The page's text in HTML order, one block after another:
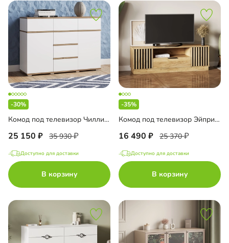
-30%
Комод под телевизор Чилли-2.6
25 150 35 930
Доступно для доставки
В корзину
-35%
Комод под телевизор Эйприл-2 Блэк
16 490 25 370
Доступно для доставки
В корзину